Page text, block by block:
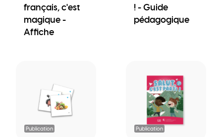
français, c'est
magique -
Affiche
! - Guide
pédagogique
Publication Publication